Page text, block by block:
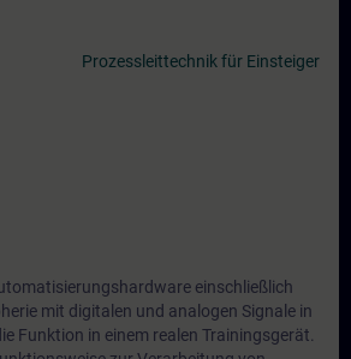
Prozessleittechnik für Einsteiger
einschließlich
mit digitalen und analogen Signale in
Funktion in einem realen Trainingsgerät.